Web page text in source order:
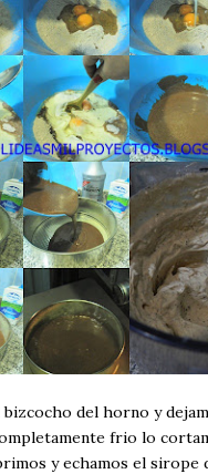
bizcocho del horno y
frio lo
y echamos el sirope